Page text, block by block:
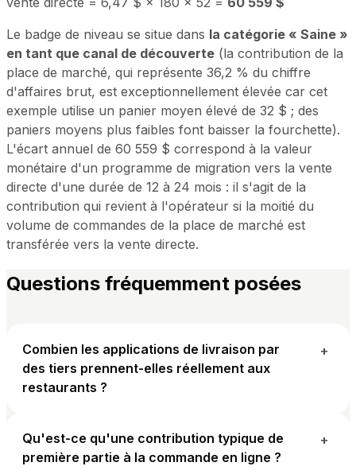
Le badge de niveau se situe dans la catégorie « Saine »
en tant que canal de découverte (la contribution de la
place de marché, qui représente 36,2 % du chiffre
d'affaires brut, est exceptionnellement élevée car cet
exemple utilise un panier moyen élevé de 32 $ ; des
paniers moyens plus faibles font baisser la fourchette).
L'écart annuel de 60 559 $ correspond à la valeur
monétaire d'un programme de migration vers la vente
directe d'une durée de 12 à 24 mois : il s'agit de la
contribution qui revient à l'opérateur si la moitié du
volume de commandes de la place de marché est
transférée vers la vente directe.
Questions fréquemment posées
Combien les applications de livraison par
des tiers prennent-elles réellement aux
restaurants ?
+
Qu'est-ce qu'une contribution typique de
première partie à la commande en ligne ?
+